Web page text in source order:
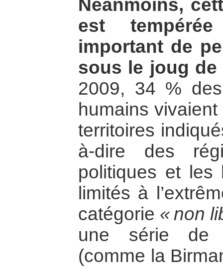
Néanmoins,
est
important de
sous le joug de
2009, 34 %
humains
territoires
à-dire des
politiques et les
limités à
catégorie « non
une série de
(comme la